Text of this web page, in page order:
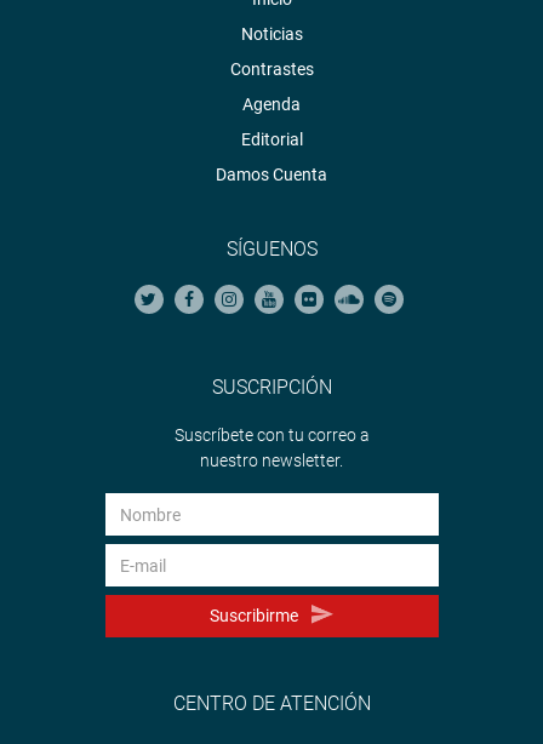
Noticias
Contrastes
Agenda
Editorial
Damos Cuenta
SÍGUENOS
SUSCRIPCIÓN
Suscríbete con tu correo a
nuestro newsletter.
Suscribirme
CENTRO DE ATENCIÓN